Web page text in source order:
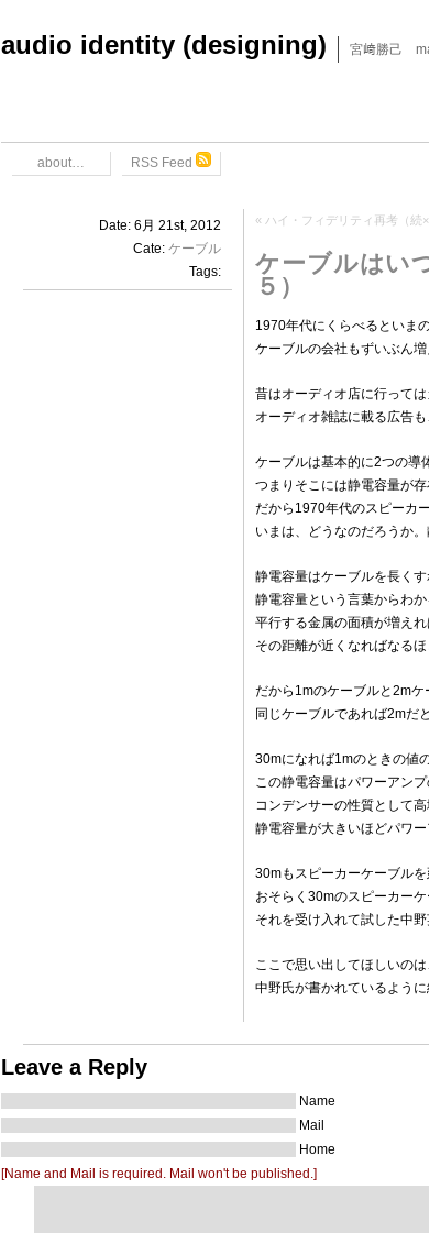
audio identity (designing) 宮﨑勝己
about… RSS Feed
Date: 6月 21st, 2012
Cate: ケーブル
Tags:
« ハイ・フィデリティ再考（
ケーブルはい
５）
1970年代にくらべるといま
ケーブルの会社もずいぶん
昔はオーディオ店に行って
オーディオ雑誌に載る広告
ケーブルは基本的に2つの導
つまりそこには静電容量が存
だから1970年代のスピーカ
いまは、どうなのだろうか
静電容量はケーブルを長くす
静電容量という言葉からわ
平行する金属の面積が増え
その距離が近くなればなる
だから1mのケーブルと2mケ
同じケーブルであれば2mだ
30mになれば1mのときの値
この静電容量はパワーアン
コンデンサーの性質として
静電容量が大きいほどパワ
30mもスピーカーケーブル
おそらく30mのスピーカー
それを受け入れて試した中
ここで思い出してほしいの
中野氏が書かれているよう
Leave a Reply
Name
Mail
Home
[Name and Mail is required. Mail won't be published.]